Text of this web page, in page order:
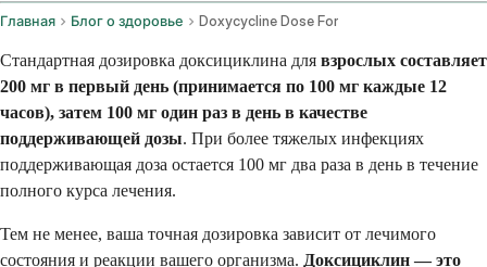
Главная Блог о здоровье Doxycycline Dose For
Стандартная дозировка доксициклина для взрослых составляет
200 мг в первый день (принимается по 100 мг каждые 12
часов), затем 100 мг один раз в день в качестве
поддерживающей дозы. При более тяжелых инфекциях
поддерживающая доза остается 100 мг два раза в день в течение
полного курса лечения.
Тем не менее, ваша точная дозировка зависит от лечимого
состояния и реакции вашего организма. Доксициклин — это